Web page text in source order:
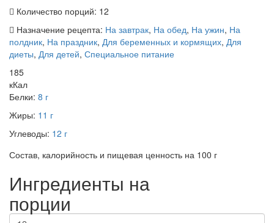
Количество порций: 12
Назначение рецепта: На завтрак, На обед, На ужин, На
полдник, На праздник, Для беременных и кормящих, Для
диеты, Для детей, Специальное питание
185
кКал
Белки: 8 г
Жиры: 11 г
Углеводы: 12 г
Состав, калорийность и пищевая ценность на 100 г
Ингредиенты на
порции